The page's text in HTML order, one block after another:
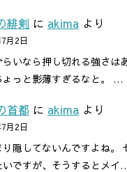
緋剣 に akima より
月2日
らいなら押し切れる強さは
ょっと影薄すぎるなと。 …
首都 に akima より
月2日
り隠してないんですよね。
いですが、そうするとメイ